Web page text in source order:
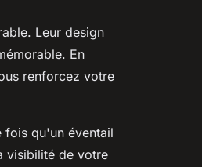
Leur design
En
renforcez votre
fois qu'un éventail
visibilité de votre